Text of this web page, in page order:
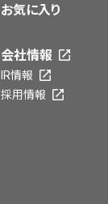
お気に入り
会社情報
IR情報
採用情報